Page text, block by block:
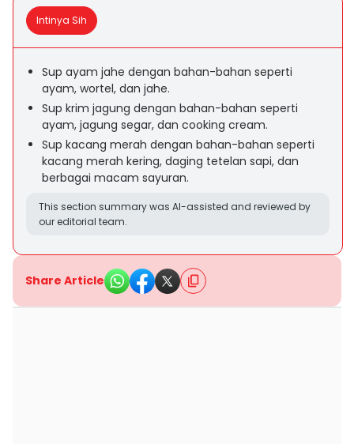
Intinya Sih
Sup ayam jahe dengan bahan-bahan seperti
ayam, wortel, dan jahe.
Sup krim jagung dengan bahan-bahan seperti
ayam, jagung segar, dan cooking cream.
Sup kacang merah dengan bahan-bahan seperti
kacang merah kering, daging tetelan sapi, dan
berbagai macam sayuran.
This section summary was AI-assisted and reviewed by
our editorial team.
Share Article